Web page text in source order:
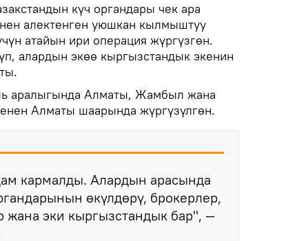
күч органдары чек ара
алектенген уюшкан кылмыштуу
атайын ири операция жүргүзгөн.
алардын экөө кыргызстандык экенин
аралыгында Алматы, Жамбыл жана
Алматы шаарында жүргүзүлгөн.
кармалды. Алардын арасында
өкүлдөрү, брокерлер,
жана эки кыргызстандык бар", —